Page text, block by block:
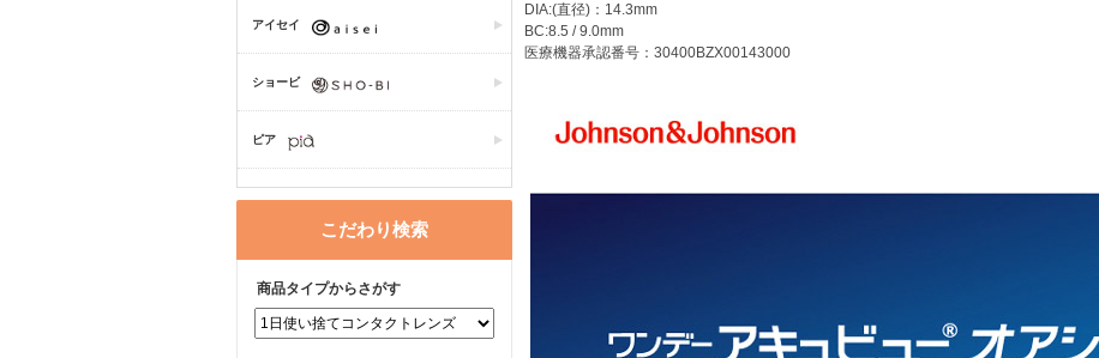
アイセイ
ショービ
ピア
こだわり検索
商品タイプからさがす
DIA:(直径)：14.3mm
BC:8.5 / 9.0mm
医療機器承認番号：30400BZX00143000